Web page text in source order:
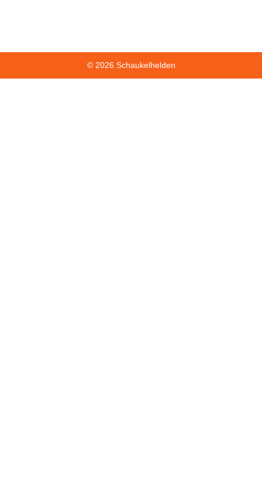
© 2026 Schaukelhelden